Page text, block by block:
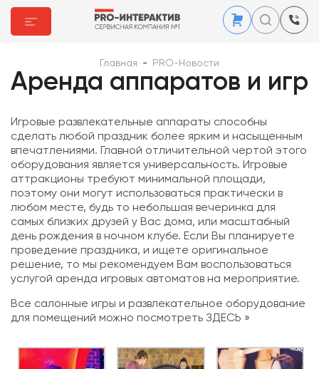
Главная - PRO-Новости
Аренда аппаратов и игр
Игровые развлекательные аппараты способны
сделать любой праздник более ярким и насыщенным
впечатлениями. Главной отличительной чертой этого
оборудования является универсальность. Игровые
аттракционы требуют минимальной площади,
поэтому они могут использоваться практически в
любом месте, будь то небольшая вечеринка для
самых близких друзей у Вас дома, или масштабный
день рождения в ночном клубе. Если Вы планируете
проведение праздника, и ищете оригинальное
решение, то мы рекомендуем Вам воспользоваться
услугой аренда игровых автоматов на мероприятие.
Все салонные игры и развлекательное оборудование
для помещений можно посмотреть ЗДЕСЬ »